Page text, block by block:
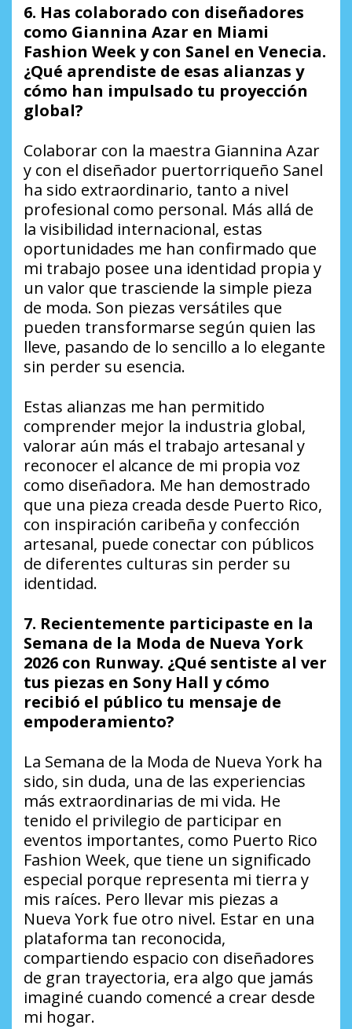
6. Has colaborado con diseñadores
como Giannina Azar en Miami
Fashion Week y con Sanel en Venecia.
¿Qué aprendiste de esas alianzas y
cómo han impulsado tu proyección
global?
Colaborar con la maestra Giannina Azar
y con el diseñador puertorriqueño Sanel
ha sido extraordinario, tanto a nivel
profesional como personal. Más allá de
la visibilidad internacional, estas
oportunidades me han confirmado que
mi trabajo posee una identidad propia y
un valor que trasciende la simple pieza
de moda. Son piezas versátiles que
pueden transformarse según quien las
lleve, pasando de lo sencillo a lo elegante
sin perder su esencia.
Estas alianzas me han permitido
comprender mejor la industria global,
valorar aún más el trabajo artesanal y
reconocer el alcance de mi propia voz
como diseñadora. Me han demostrado
que una pieza creada desde Puerto Rico,
con inspiración caribeña y confección
artesanal, puede conectar con públicos
de diferentes culturas sin perder su
identidad.
7. Recientemente participaste en la
Semana de la Moda de Nueva York
2026 con Runway. ¿Qué sentiste al ver
tus piezas en Sony Hall y cómo
recibió el público tu mensaje de
empoderamiento?
La Semana de la Moda de Nueva York ha
sido, sin duda, una de las experiencias
más extraordinarias de mi vida. He
tenido el privilegio de participar en
eventos importantes, como Puerto Rico
Fashion Week, que tiene un significado
especial porque representa mi tierra y
mis raíces. Pero llevar mis piezas a
Nueva York fue otro nivel. Estar en una
plataforma tan reconocida,
compartiendo espacio con diseñadores
de gran trayectoria, era algo que jamás
imaginé cuando comencé a crear desde
mi hogar.